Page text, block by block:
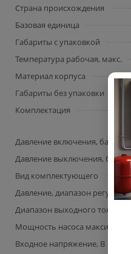
Страна происхождения
Базовая единица
Габариты с упаковкой
Температура рабочая, макс.
Материал корпуса
Габариты без упаковки
Комплектация
Давление включения, бар
Давление выключения, бар
Вид комплектующего
Давление, диапазон
Диапазон выходного токового
Мощность насоса
Входное напряжение, В